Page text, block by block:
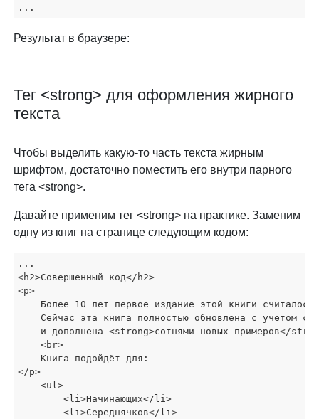
...
Результат в браузере:
Тег <strong> для оформления жирного
текста
Чтобы выделить какую-то часть текста жирным
шрифтом, достаточно поместить его внутри парного
тега <strong>.
Давайте применим тег <strong> на практике. Заменим
одну из книг на странице следующим кодом:
...
<h2>Совершенный код</h2>
<p>
Более 10 лет первое издание этой книги
Сейчас эта книга полностью обновлена с учетом
и дополнена <strong>сотнями новых примеров</
    <br>
    Книга подойдёт для:
</p>
    <ul>
        <li>Начинающих</li>
        <li>Середнячков</li>